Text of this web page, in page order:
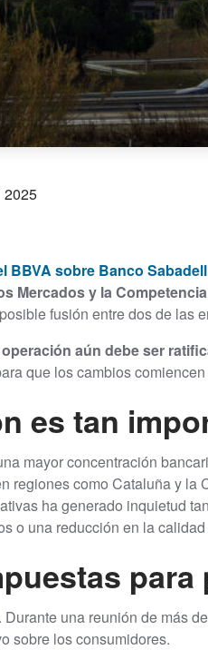
2025
BBVA sobre Banco Sabadell
Mercados y la
fusión entre dos de las
operación aún debe ser
que los cambios
es tan
mayor concentración
regiones como Cataluña y
ha generado inquietud
o una reducción en la
una reunión de más
sobre los consumidores.